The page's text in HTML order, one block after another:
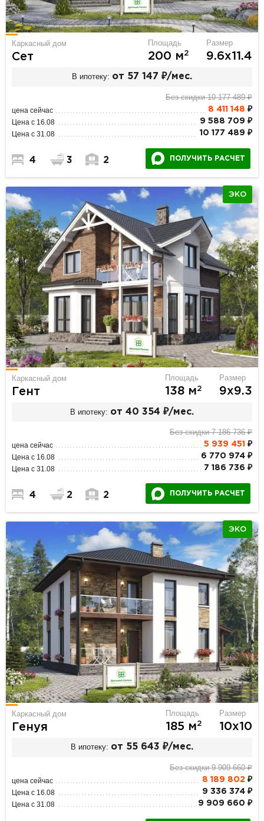
Каркасный дом
Сет
Площадь
200 м2
Размер
9.6х11.4
В ипотеку: от 57 147 ₽/мес.
Без скидки 10 177 489 ₽
цена сейчас 8 411 148 ₽
Цена с 16.08 9 588 709 ₽
Цена с 31.08 10 177 489 ₽
4 3 2 ПОЛУЧИТЬ РАСЧЕТ
ЭКО
Каркасный дом
Гент
Площадь
138 м2
Размер
9х9.3
В ипотеку: от 40 354 ₽/мес.
Без скидки 7 186 736 ₽
цена сейчас 5 939 451 ₽
Цена с 16.08 6 770 974 ₽
Цена с 31.08 7 186 736 ₽
4 2 2 ПОЛУЧИТЬ РАСЧЕТ
ЭКО
Каркасный дом
Генуя
Площадь
185 м2
Размер
10х10
В ипотеку: от 55 643 ₽/мес.
Без скидки 9 909 660 ₽
цена сейчас 8 189 802 ₽
Цена с 16.08 9 336 374 ₽
Цена с 31.08 9 909 660 ₽